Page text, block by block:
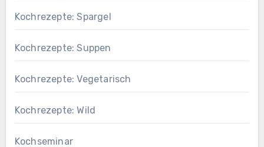
Kochrezepte: Spargel
Kochrezepte: Suppen
Kochrezepte: Vegetarisch
Kochrezepte: Wild
Kochseminar